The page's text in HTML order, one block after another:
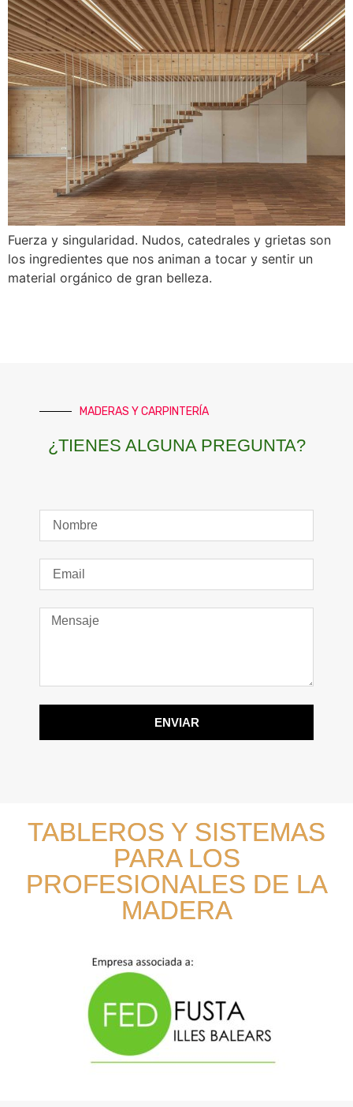
Fuerza y singularidad. Nudos, catedrales y grietas son
los ingredientes que nos animan a tocar y sentir un
material orgánico de gran belleza.
MADERAS Y CARPINTERÍA
¿TIENES ALGUNA PREGUNTA?
ENVIAR
TABLEROS Y SISTEMAS
PARA LOS
PROFESIONALES DE LA
MADERA